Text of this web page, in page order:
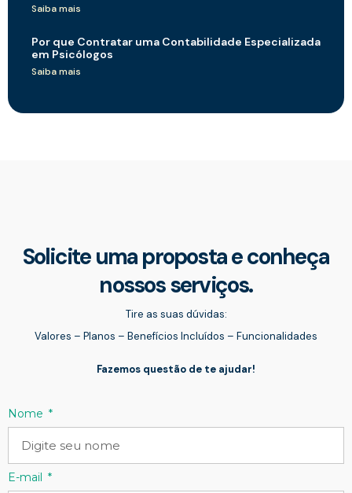
Saiba mais
Por que Contratar uma Contabilidade Especializada
em Psicólogos
Saiba mais
Solicite uma proposta e conheça
nossos serviços.
Tire as suas dúvidas:
Valores – Planos – Benefícios Incluídos – Funcionalidades
Fazemos questão de te ajudar!
Nome
E-mail